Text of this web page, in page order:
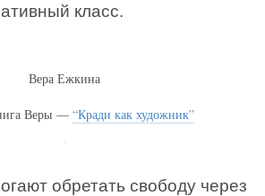
класс.
Вера Ежкина
Веры — “Кради как художник”
обретать свободу через